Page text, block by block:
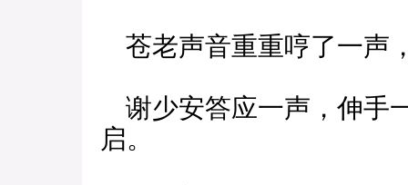
苍老声音重重哼了一声
谢少安答应一声，伸手
启。